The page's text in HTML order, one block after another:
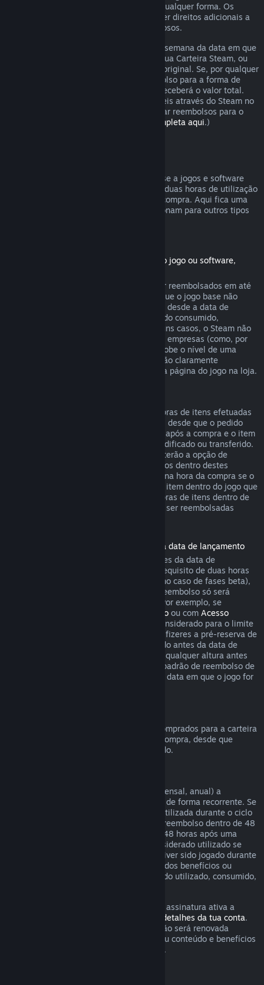
analisaremos o pedido de reembolso de qualquer forma. Os
consumidores em certas regiões podem ter direitos adicionais a
um reembolso em casos de jogos defeituosos.
O reembolso será emitido dentro de uma semana da data em que
foi aprovado. Receberás o reembolso na tua Carteira Steam, ou
diretamente para a forma de pagamento original. Se, por qualquer
razão, o Steam não puder emitir o reembolso para a forma de
pagamento inicial, a tua Carteira Steam receberá o valor total.
(Algumas formas de pagamento disponíveis através do Steam no
teu país podem não ser capazes de efetuar reembolsos para o
Vê a lista completa aqui.)
A oferta de reembolsos do Steam aplica-se a jogos e software
comprados na loja Steam, com menos de duas horas de utilização
e vale até duas semanas após a data de compra. Aqui fica uma
visão geral de como os reembolsos funcionam para outros tipos
(Produtos da loja Steam usados com outro jogo ou software,
DLCs comprados na loja Steam podem ser reembolsados em até
14 dias após a data de compra, e desde que o jogo base não
tenha sido jogado por mais de duas horas desde a data de
compra do DLC, e que o DLC não tenha sido consumido,
modificado ou trocado. Nota que, em alguns casos, o Steam não
poderá reembolsar alguns DLCs de outras empresas (como, por
exemplo, um DLC que irreversivelmente sobe o nível de uma
personagem no jogo). Estas exceções serão claramente
apresentadas como não-reembolsáveis na página do jogo na loja.
O Steam oferecerá reembolsos para compras de itens efetuadas
dentro de jogos desenvolvidos pela Valve, desde que o pedido
seja efetuado num prazo de até 48 horas após a compra e o item
não tenha sido entretanto consumido, modificado ou transferido.
Developers de jogos de outras empresas terão a opção de
permitir reembolsos para compras em jogos dentro destes
mesmos termos. O Steam irá informar-te na hora da compra se o
developer do jogo permite reembolsos no item dentro do jogo que
estiveres a comprar. Caso contrário, compras de itens dentro de
jogos que não sejam da Valve não podem ser reembolsadas
Reembolsos de jogos comprados antes da data de lançamento
Quando se compra um jogo no Steam antes da data de
lançamento, aplica-se imediatamente o requisito de duas horas
de uso para pedir um reembolso (exceto no caso de fases beta),
mas o período de 14 dias para pedir um reembolso só será
contado a partir da data de lançamento. Por exemplo, se
Acesso Antecipadoou com Acesso
, qualquer tempo de uso será considerado para o limite
de duas horas ao pedir um reembolso. Se fizeres a pré-reserva de
um jogo no Steam que não pode ser jogado antes da data de
lançamento, podes pedir um reembolso a qualquer altura antes
do lançamento desse produto. As regras padrão de reembolso de
14 dias/duas horas aplicam-se a partir da data em que o jogo for
Podes pedir um reembolso para fundos comprados para a carteira
Steam dentro de 14 dias após a data de compra, desde que
nenhum desses fundos tenha sido utilizado.
O Steam oferece acesso periódico (ex.: mensal, anual) a
determinados conteúdos e serviços, pago de forma recorrente. Se
uma assinatura renovável não tiver sido utilizada durante o ciclo
de cobrança corrente, podes solicitar um reembolso dentro de 48
horas após a compra inicial ou dentro de 48 horas após uma
renovação automática. O conteúdo é considerado utilizado se
algum dos jogos incluídos na assinatura tiver sido jogado durante
o ciclo de cobrança corrente ou se algum dos benefícios ou
descontos incluídos na assinatura tiver sido utilizado, consumido,
Tem em atenção que podes cancelar uma assinatura ativa a
página de detalhes da tua conta.
Uma vez cancelada, a tua assinatura já não será renovada
automaticamente mas terás acesso ao seu conteúdo e benefícios
até ao final do ciclo de cobrança corrente.